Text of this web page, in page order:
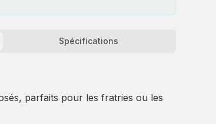
Spécifications
parfaits pour les fratries ou les